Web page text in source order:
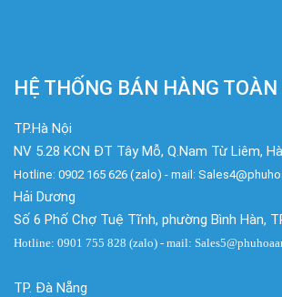
HỆ THỐNG BÁN HÀNG TOÀN
TP.Hà Nội
NV 5.28 KCN ĐT Tây Mỗ, Q.Nam Từ Liêm,
Hotline: 0902 165 626 (zalo) - mail:
Hải Dương
Số 6 Phố Chợ Tuệ Tĩnh, phường Bình Hàn,
Hotline: 0901 755 828 (zalo) - mail:
TP. Đà Nẵng